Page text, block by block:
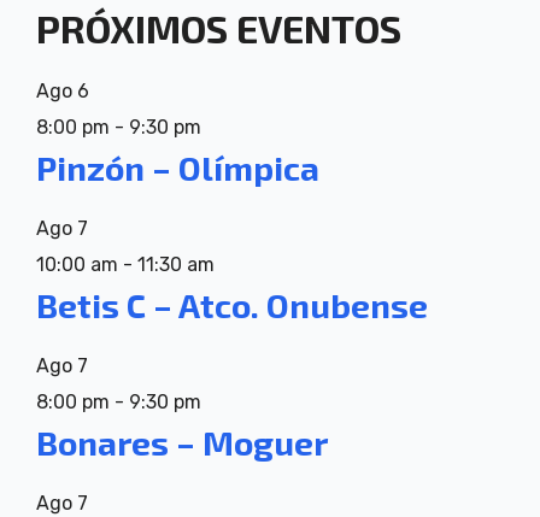
PRÓXIMOS EVENTOS
Ago 6
8:00 pm - 9:30 pm
Pinzón – Olímpica
Ago 7
10:00 am - 11:30 am
Betis C – Atco. Onubense
Ago 7
8:00 pm - 9:30 pm
Bonares – Moguer
Ago 7